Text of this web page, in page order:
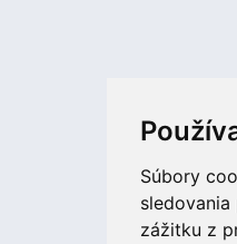
Súbory
sledovania
zážitku z